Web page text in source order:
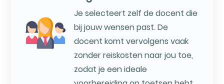
Je selecteert zelf de docent die
bij jouw wensen past. De
docent komt vervolgens vaak
zonder reiskosten naar jou toe,
zodat je een ideale